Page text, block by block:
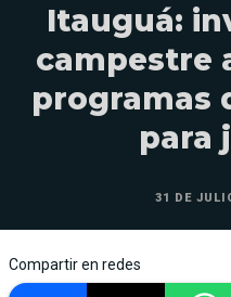
Itauguá:
campestre
programas
para
31 DE
Compartir en redes